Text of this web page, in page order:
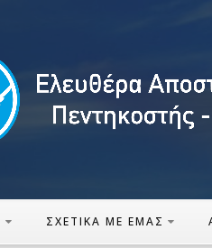
ΣΧΕΤΙΚΆ ΜΕ ΕΜΆΣ